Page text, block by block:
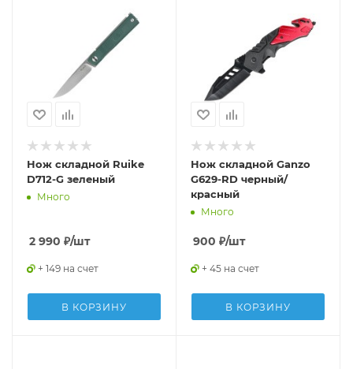
Нож складной Ruike
D712-G зеленый
Много
2 990 ₽/шт
+ 149 на счет
В КОРЗИНУ
Нож складной Ganzo
G629-RD черный/
красный
Много
900 ₽/шт
+ 45 на счет
В КОРЗИНУ